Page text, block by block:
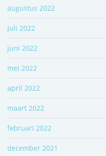
augustus 2022
juli 2022
juni 2022
mei 2022
april 2022
maart 2022
februari 2022
december 2021